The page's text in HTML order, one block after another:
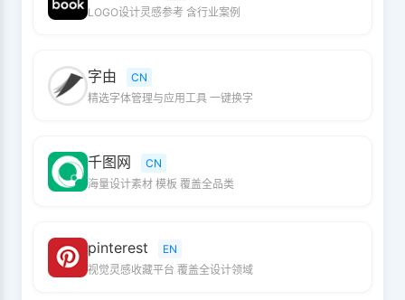
LOGO设计灵感参考 含行业案例
字由
CN
精选字体管理与应用工具 一键换字
千图网
CN
海量设计素材 模板 覆盖全品类
pinterest
EN
视觉灵感收藏平台 覆盖全设计领域